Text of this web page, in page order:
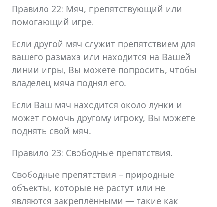
Правило 22: Мяч, препятствующий или
помогающий игре.
Если другой мяч служит препятствием для
вашего размаха или находится на Вашей
линии игры, Вы можете попросить, чтобы
владелец мяча поднял его.
Если Ваш мяч находится около лунки и
может помочь другому игроку, Вы можете
поднять свой мяч.
Правило 23: Свободные препятствия.
Свободные препятствия – природные
объекты, которые не растут или не
являются закреплёнными — такие как